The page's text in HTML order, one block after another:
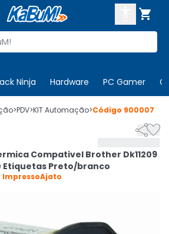

Ninja Hardware PC Gamer
conta
CADASTRE-SE
>PDV>KIT Automação>Código 900007

Compativel Brother Dk11209
Etiquetas Preto/branco
ImpressoAjato